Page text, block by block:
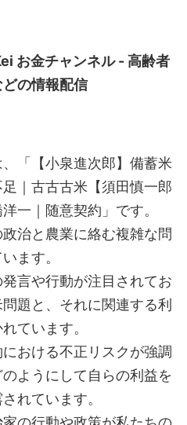
お金チャンネル - 高齢者
の情報配信
「【小泉進次郎】備蓄米
｜古古古米【須田慎一郎
一｜随意契約」です。
治と農業に絡む複雑な問
ます。
言や行動が注目されてお
題と、それに関連する利
ています。
おける不正リスクが強調
ようにして自らの利益を
れています。